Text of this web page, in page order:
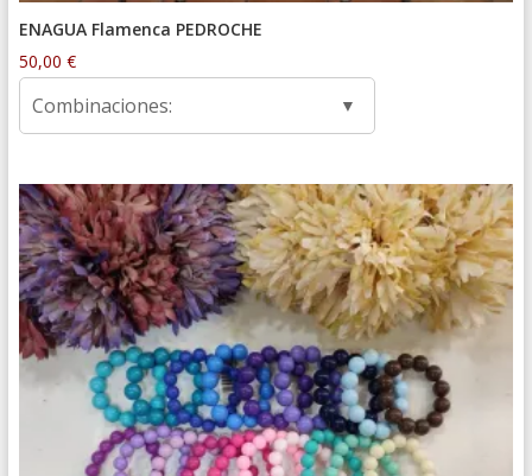
ENAGUA Flamenca PEDROCHE
50,00 €
Combinaciones: